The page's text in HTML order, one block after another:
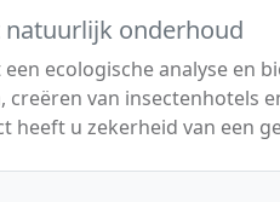
natuurlijk onderhoud
ecologische analyse en
creëren van insectenhotels
heeft u zekerheid van een